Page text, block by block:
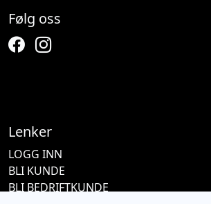
Følg oss
Lenker
LOGG INN
BLI KUNDE
BLI BEDRIFTKUNDE